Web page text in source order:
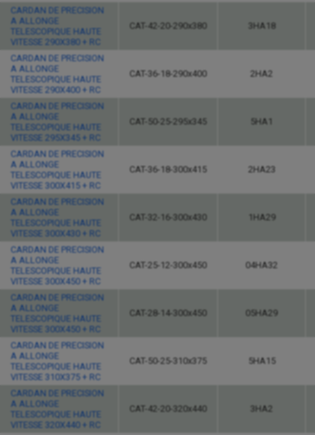
CARDAN DE PRECISION
A ALLONGE
TELESCOPIQUE HAUTE
VITESSE 290X380 + RC
CAT-42-20-290x380 3HA18
CARDAN DE PRECISION
A ALLONGE
TELESCOPIQUE HAUTE
VITESSE 290X400 + RC
CAT-36-18-290x400 2HA2
CARDAN DE PRECISION
A ALLONGE
TELESCOPIQUE HAUTE
VITESSE 295X345 + RC
CAT-50-25-295x345 5HA1
CARDAN DE PRECISION
A ALLONGE
TELESCOPIQUE HAUTE
VITESSE 300X415 + RC
CAT-36-18-300x415 2HA23
CARDAN DE PRECISION
A ALLONGE
TELESCOPIQUE HAUTE
VITESSE 300X430 + RC
CAT-32-16-300x430 1HA29
CARDAN DE PRECISION
A ALLONGE
TELESCOPIQUE HAUTE
VITESSE 300X450 + RC
CAT-25-12-300x450 04HA32
CARDAN DE PRECISION
A ALLONGE
TELESCOPIQUE HAUTE
VITESSE 300X450 + RC
CAT-28-14-300x450 05HA29
CARDAN DE PRECISION
A ALLONGE
TELESCOPIQUE HAUTE
VITESSE 310X375 + RC
CAT-50-25-310x375 5HA15
CARDAN DE PRECISION
A ALLONGE
TELESCOPIQUE HAUTE
VITESSE 320X440 + RC
CAT-42-20-320x440 3HA2